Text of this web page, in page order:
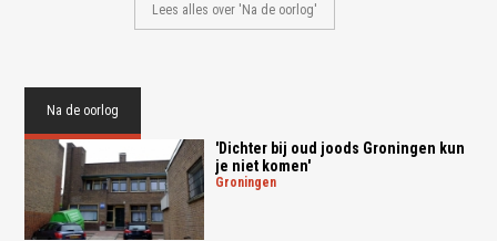
Lees alles over 'Na de oorlog'
Na de oorlog
'Dichter bij oud joods Groningen kun
je niet komen'
groningen